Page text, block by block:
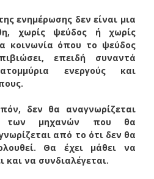
ενημέρωσης δεν είναι μια
χωρίς ψεύδος ή χωρίς
κοινωνία όπου το ψεύδος
επειδή συναντά
ενεργούς και
δεν θα αναγνωρίζεται
των μηχανών που θα
από το ότι δεν θα
Θα έχει μάθει να
και να συνδιαλέγεται.